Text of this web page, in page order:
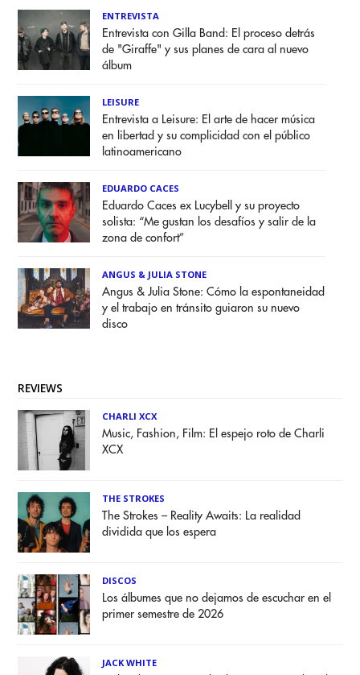
ENTREVISTA
Entrevista con Gilla Band: El proceso detrás
de "Giraffe" y sus planes de cara al nuevo
álbum
LEISURE
Entrevista a Leisure: El arte de hacer música
en libertad y su complicidad con el público
latinoamericano
EDUARDO CACES
Eduardo Caces ex Lucybell y su proyecto
solista: “Me gustan los desafíos y salir de la
zona de confort”
ANGUS & JULIA STONE
Angus & Julia Stone: Cómo la espontaneidad
y el trabajo en tránsito guiaron su nuevo
disco
REVIEWS
CHARLI XCX
Music, Fashion, Film: El espejo roto de Charli
XCX
THE STROKES
The Strokes – Reality Awaits: La realidad
dividida que los espera
DISCOS
Los álbumes que no dejamos de escuchar en el
primer semestre de 2026
JACK WHITE